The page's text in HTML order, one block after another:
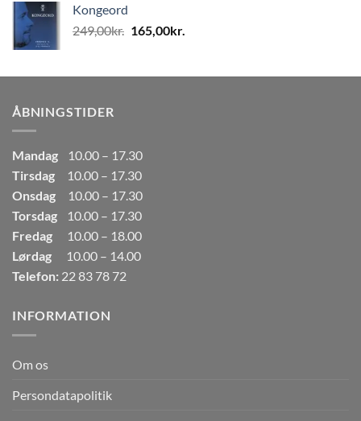
var:
80,00kr..50,00kr..
Kongeord
249,00kr. Den
var:
165,00kr.
er:
ÅBNINGSTIDER
Mandag
10.00 – 17.30
Tirsdag
10.00 – 17.30
Onsdag
10.00 – 17.30
Torsdag
10.00 – 17.30
Fredag
10.00 – 18.00
Lørdag
10.00 – 14.00
Telefon: 22 83 78 72
INFORMATION
Om os
Persondatapolitik